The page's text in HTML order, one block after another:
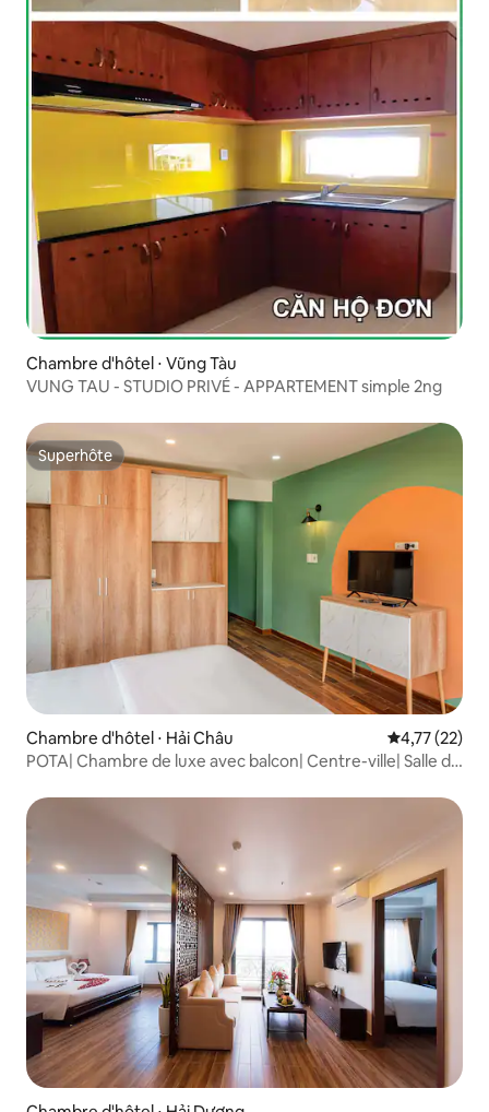
Chambre d'hôtel ⋅ Vũng Tàu
VUNG TAU - STUDIO PRIVÉ - APPARTEMENT simple 2ng
Superhôte
Superhôte
Chambre d'hôtel ⋅ Hải Châu Évaluation
4,77 (22)
POTA| Chambre de luxe avec balcon| Centre-ville| Salle de